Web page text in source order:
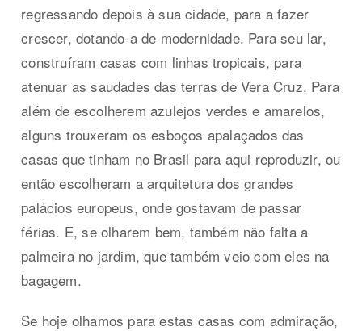
regressando depois à sua cidade, para a fazer
crescer, dotando-a de modernidade. Para seu lar,
construíram casas com linhas tropicais, para
atenuar as saudades das terras de Vera Cruz. Para
além de escolherem azulejos verdes e amarelos,
alguns trouxeram os esboços apalaçados das
casas que tinham no Brasil para aqui reproduzir, ou
então escolheram a arquitetura dos grandes
palácios europeus, onde gostavam de passar
férias. E, se olharem bem, também não falta a
palmeira no jardim, que também veio com eles na
bagagem.
Se hoje olhamos para estas casas com admiração,